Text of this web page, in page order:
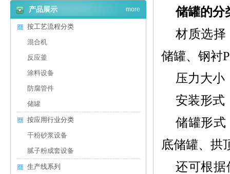
储罐的分
材质选择
储罐、钢衬
压力大小
安装形式
储罐形式
底储罐、拱
还可根据
产品展示
按工艺流程分类
混合机
反应釜
涂料设备
防腐管件
储罐
按应用行业分类
干粉砂浆设备
腻子粉成套设备
生产线系列
more